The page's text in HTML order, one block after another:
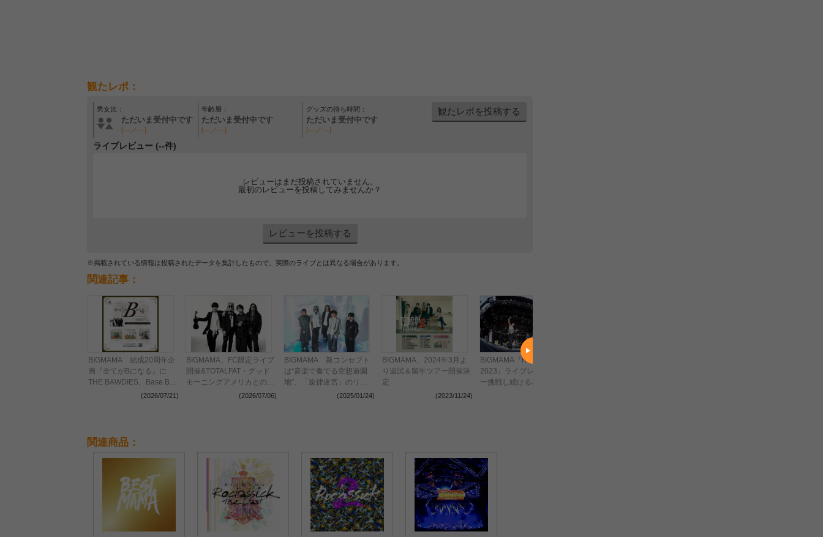
観たレポ：
男女比：
ただいま受付中です
[---／---]
年齢層：
ただいま受付中です
[---／---]
グッズの待ち時間：
ただいま受付中です
[---／---]
観たレポを投稿する
ライブレビュー (--件)
レビューはまだ投稿されていません。
最初のレビューを投稿してみませんか？
レビューを投稿する
※掲載されている情報は投稿されたデータを集計したもので、実際のライブとは異なる場合があります。
関連記事：
BIGMAMA 結成20周年企
画『全てがBになる』に
THE BAWDIES、Base Ball
Bear、BLUE ENCOUNTの
(2026/07/21)
BIGMAMA、FC限定ライブ
開催&TOTALFAT・グッド
モーニングアメリカとのス
ペシャルスリーマンライブ
(2026/07/06)
BIGMAMA 新コンセプト
は“音楽で奏でる空想遊園
地”、「旋律迷宮」のリリ
ースが決定 東名阪ツアー
(2025/01/24)
BIGMAMA、2024年3月よ
り追試＆留年ツアー開催決
定
(2023/11/24)
BIGMAMA『RUSH BALL
2023』ライブレポートー
ー挑戦し続けるバンドの決
関連商品：